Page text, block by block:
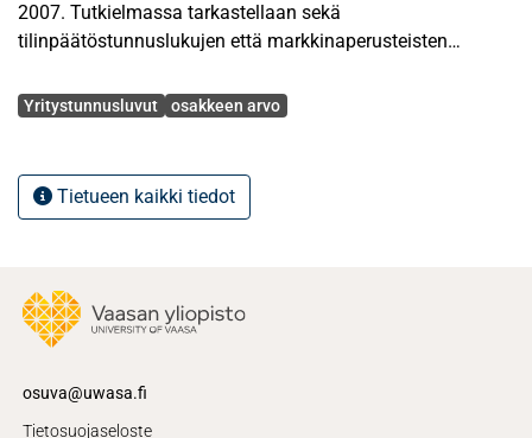
2007. Tutkielmassa tarkastellaan sekä
tilinpäätöstunnuslukujen että markkinaperusteisten
teoriaosuudessa käsitellään erilaisia osakkeen
Tutkimusmenetelmänä käytetään tavallista
autokorreloituneisuutta testataan myös.
Osakkeen arvoa selitettäessä käytetään vuoden
viivästettyä mallia tunnuslukujen osalta.
Avainsanat
Yritystunnusluvut osakkeen arvo
Tietueen kaikki tiedot
osuva@uwasa.fi
Tietosuojaseloste